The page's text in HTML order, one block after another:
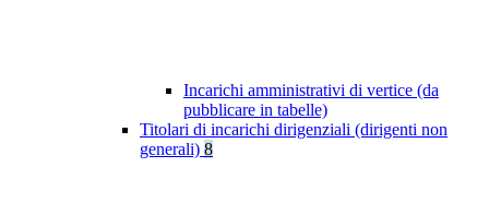
Incarichi amministrativi di vertice (da
pubblicare in tabelle)
Titolari di incarichi dirigenziali (dirigenti non
generali) 8